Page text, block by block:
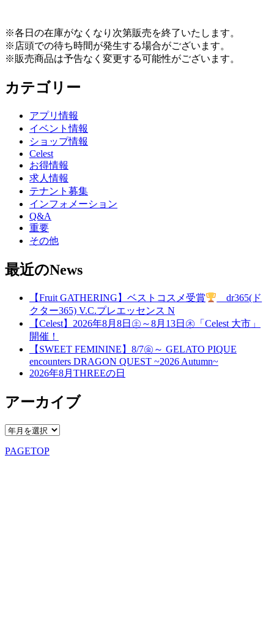
※各日の在庫がなくなり次第販売を終了いたします。
※店頭での待ち時間が発生する場合がございます。
※販売商品は予告なく変更する可能性がございます。
カテゴリー
アプリ情報
イベント情報
ショップ情報
Celest
お得情報
求人情報
テナント募集
インフォメーション
Q&A
重要
その他
最近のNews
【Fruit GATHERING】ベストコスメ受賞
dr365(ド
クター365) V.C.プレエッセンス N
【Celest】2026年8月8日㊏～8月13日㊍「Celest 大市」
開催！
【SWEET FEMININE】8/7㊎～ GELATO PIQUE
encounters DRAGON QUEST ~2026 Autumn~
2026年8月THREEの日
アーカイブ
PAGETOP